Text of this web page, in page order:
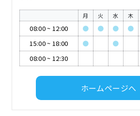
月 火 水 木
08:00~ 12:00 ● ● ● ●
15:00~ 18:00 ● ●
08:00~ 12:30
ホームページへ